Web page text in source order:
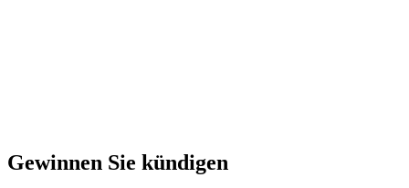
Gewinnen Sie kündigen